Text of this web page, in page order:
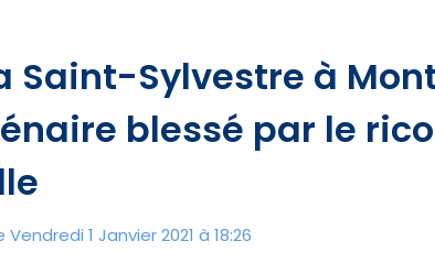
Saint-Sylvestre à
blessé par le
1 Janvier 2021 à 18:26